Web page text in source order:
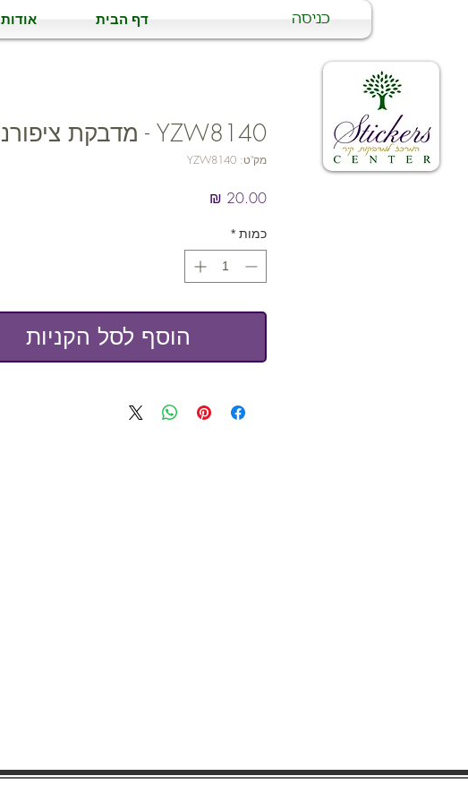
דף הבית אודות כניסה
YZW8140 - מדבקת ציפורניים
מק"ט: YZW8140
כמות *
הוסף לסל הקניות